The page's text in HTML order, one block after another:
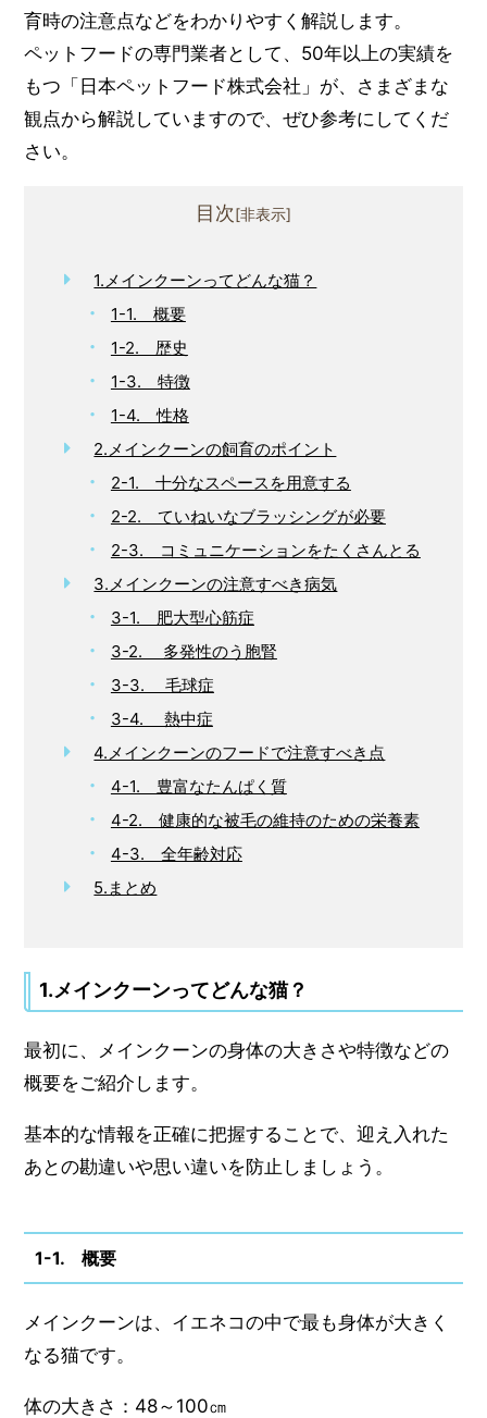
育時の注意点などをわかりやすく解説します。
ペットフードの専門業者として、50年以上の実績を
もつ「日本ペットフード株式会社」が、さまざまな
観点から解説していますので、ぜひ参考にしてくだ
さい。
目次
1.メインクーンってどんな猫？
1-1. 概要
1-2. 歴史
1-3. 特徴
1-4. 性格
2.メインクーンの飼育のポイント
2-1. 十分なスペースを用意する
2-2. ていねいなブラッシングが必要
2-3. コミュニケーションをたくさんとる
3.メインクーンの注意すべき病気
3-1. 肥大型心筋症
3-2. 多発性のう胞腎
3-3. 毛球症
3-4. 熱中症
4.メインクーンのフードで注意すべき点
4-1. 豊富なたんぱく質
4-2. 健康的な被毛の維持のための栄養素
4-3. 全年齢対応
5.まとめ
1.メインクーンってどんな猫？
最初に、メインクーンの身体の大きさや特徴などの
概要をご紹介します。
基本的な情報を正確に把握することで、迎え入れた
あとの勘違いや思い違いを防止しましょう。
1-1. 概要
メインクーンは、イエネコの中で最も身体が大きく
なる猫です。
体の大きさ：48～100㎝